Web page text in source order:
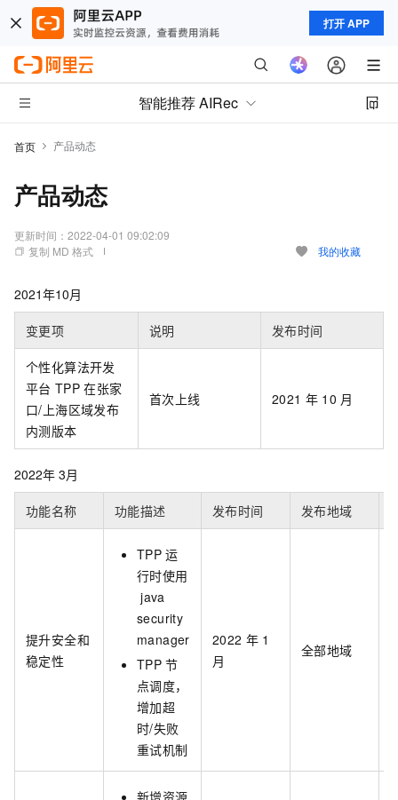
打开 APP
智能推荐 AIRec
首页 产品动态
产品动态
更新时间： 2022-04-01 09:02:09
复制 MD 格式
我的收藏
2021年10月
变更项 说明 发布时间
个性化算法开发
平台 TPP 在张家
口/上海区域发布
内测版本
首次上线 2021 年 10 月
2022年 3月
功能名称 功能描述 发布时间 发布地域
提升安全和
稳定性
TPP 运
行时使用
java
security
manager
TPP 节
点调度，
增加超
时/失败
重试机制
2022 年 1
月
全部地域
新增资源